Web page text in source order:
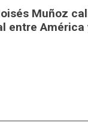
Muñoz
entre América